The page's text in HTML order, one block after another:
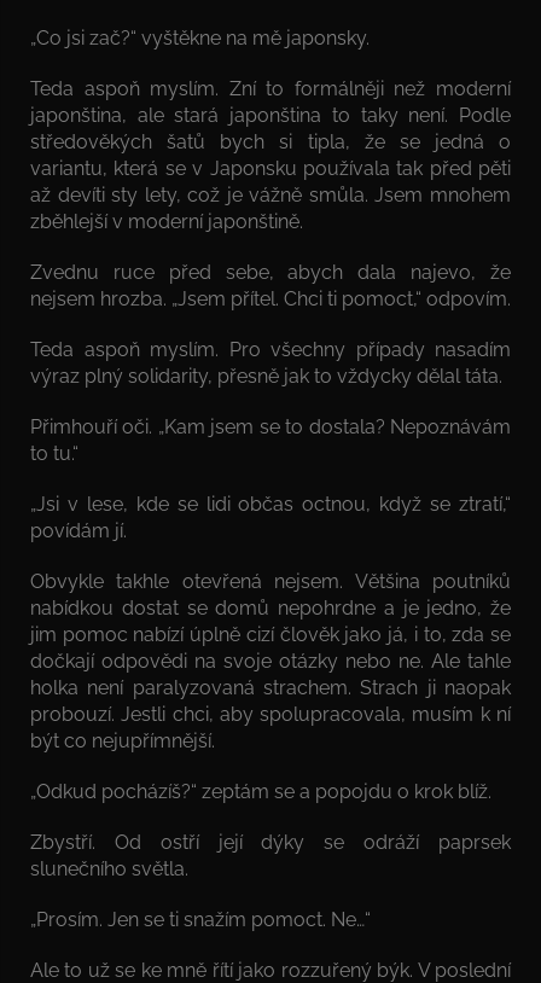
„Co jsi zač?“ vyštěkne na mě japonsky.
Teda aspoň myslím. Zní to formálněji než moderní
japonština, ale stará japonština to taky není. Podle
středověkých šatů bych si tipla, že se jedná o
variantu, která se v Japonsku používala tak před pěti
až devíti sty lety, což je vážně smůla. Jsem mnohem
zběhlejší v moderní japonštině.
Zvednu ruce před sebe, abych dala najevo, že
nejsem hrozba. „Jsem přítel. Chci ti pomoct,“ odpovím.
Teda aspoň myslím. Pro všechny případy nasadím
výraz plný solidarity, přesně jak to vždycky dělal táta.
Přimhouří oči. „Kam jsem se to dostala? Nepoznávám
to tu.“
„Jsi v lese, kde se lidi občas octnou, když se ztratí,“
povídám jí.
Obvykle takhle otevřená nejsem. Většina poutníků
nabídkou dostat se domů nepohrdne a je jedno, že
jim pomoc nabízí úplně cizí člověk jako já, i to, zda se
dočkají odpovědi na svoje otázky nebo ne. Ale tahle
holka není paralyzovaná strachem. Strach ji naopak
probouzí. Jestli chci, aby spolupracovala, musím k ní
být co nejupřímnější.
„Odkud pocházíš?“ zeptám se a popojdu o krok blíž.
Zbystří. Od ostří její dýky se odráží paprsek
slunečního světla.
„Prosím. Jen se ti snažím pomoct. Ne…“
Ale to už se ke mně řítí jako rozzuřený býk. V poslední